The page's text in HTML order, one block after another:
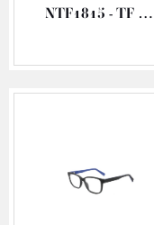
NTF1815 - TF OCCHIALI ACETATO VISTA